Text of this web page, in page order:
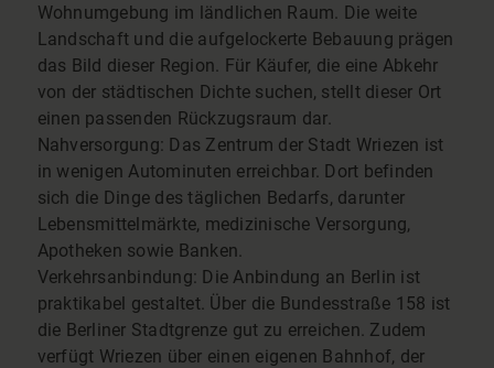
Wohnumgebung im ländlichen Raum. Die weite
Landschaft und die aufgelockerte Bebauung prägen
das Bild dieser Region. Für Käufer, die eine Abkehr
von der städtischen Dichte suchen, stellt dieser Ort
einen passenden Rückzugsraum dar.
Nahversorgung: Das Zentrum der Stadt Wriezen ist
in wenigen Autominuten erreichbar. Dort befinden
sich die Dinge des täglichen Bedarfs, darunter
Lebensmittelmärkte, medizinische Versorgung,
Apotheken sowie Banken.
Verkehrsanbindung: Die Anbindung an Berlin ist
praktikabel gestaltet. Über die Bundesstraße 158 ist
die Berliner Stadtgrenze gut zu erreichen. Zudem
verfügt Wriezen über einen eigenen Bahnhof, der